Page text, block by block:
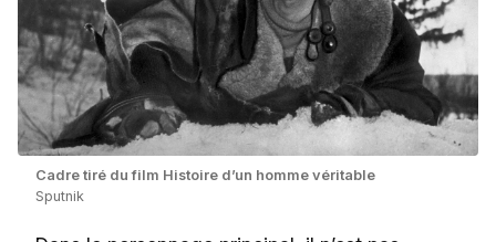
Сadre tiré du film Histoire d’un homme véritable
Sputnik